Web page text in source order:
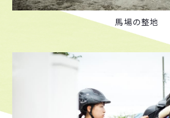
馬場の整地